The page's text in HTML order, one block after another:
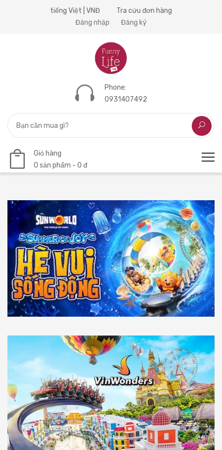
tiếng Việt | VNĐ
Tra cứu đơn hàng
Đăng nhập
Đăng ký
Phone:
0931407492
Giỏ hàng
0 sản phẩm - 0 đ